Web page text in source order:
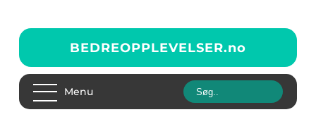
BEDREOPPLEVELSER.no
Menu